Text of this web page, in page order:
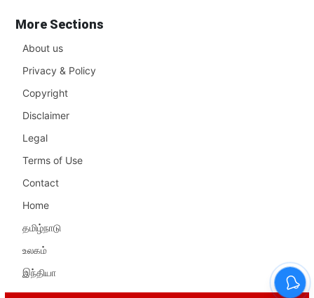
More Sections
About us
Privacy & Policy
Copyright
Disclaimer
Legal
Terms of Use
Contact
Home
தமிழ்நாடு
உலகம்
இந்தியா